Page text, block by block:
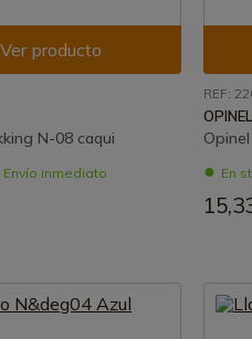
Ver producto
N-08 caqui
Envío inmediato
REF:
OPINEL
En